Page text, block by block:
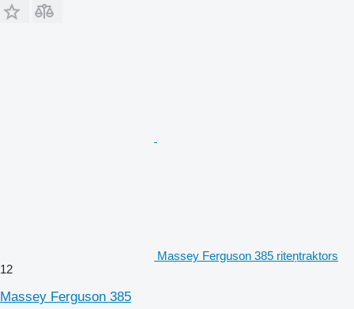
Massey Ferguson 385 riteņtraktors
12
Massey Ferguson 385